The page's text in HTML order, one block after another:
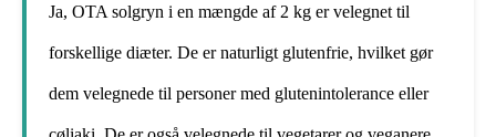
Ja, OTA solgryn i en mængde af 2 kg er velegnet til
forskellige diæter. De er naturligt glutenfrie, hvilket gør
dem velegnede til personer med glutenintolerance eller